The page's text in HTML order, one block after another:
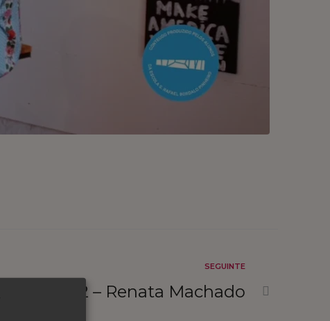
SEGUINTE
Ep.22 – Renata Machado